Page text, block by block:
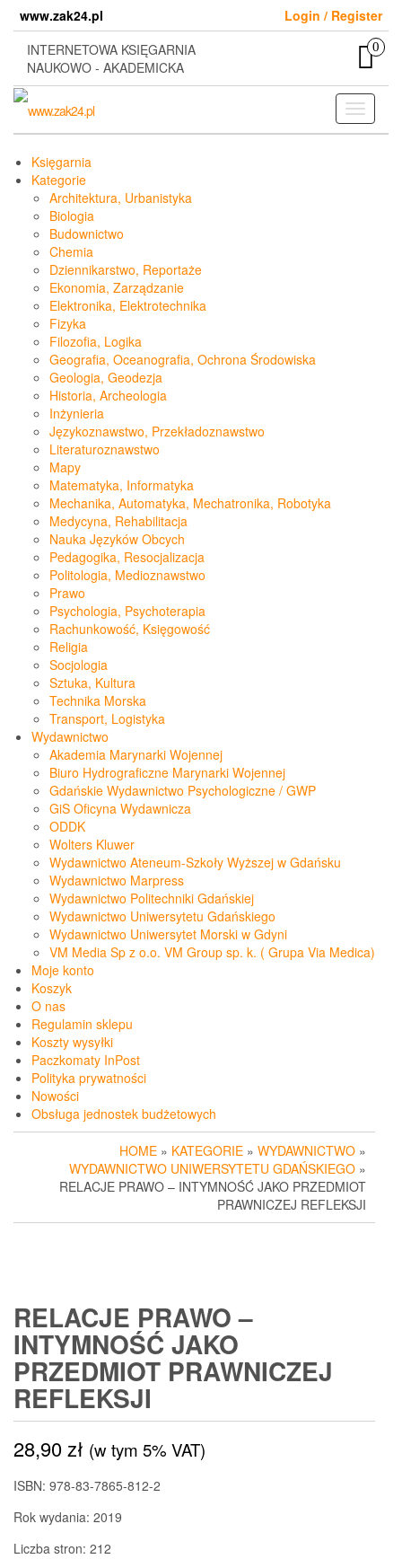
content
www.zak24.pl
Login / Register
INTERNETOWA KSIĘGARNIA
NAUKOWO - AKADEMICKA
0
Toggle
Księgarnia
Kategorie
Architektura, Urbanistyka
Biologia
Budownictwo
Chemia
Dziennikarstwo, Reportaże
Ekonomia, Zarządzanie
Elektronika, Elektrotechnika
Fizyka
Filozofia, Logika
Geografia, Oceanografia, Ochrona Środowiska
Geologia, Geodezja
Historia, Archeologia
Inżynieria
Językoznawstwo, Przekładoznawstwo
Literaturoznawstwo
Mapy
Matematyka, Informatyka
Mechanika, Automatyka, Mechatronika, Robotyka
Medycyna, Rehabilitacja
Nauka Języków Obcych
Pedagogika, Resocjalizacja
Politologia, Medioznawstwo
Prawo
Psychologia, Psychoterapia
Rachunkowość, Księgowość
Religia
Socjologia
Sztuka, Kultura
Technika Morska
Transport, Logistyka
Wydawnictwo
Akademia Marynarki Wojennej
Biuro Hydrograficzne Marynarki Wojennej
Gdańskie Wydawnictwo Psychologiczne / GWP
GiS Oficyna Wydawnicza
ODDK
Wolters Kluwer
Wydawnictwo Ateneum-Szkoły Wyższej w Gdańsku
Wydawnictwo Marpress
Wydawnictwo Politechniki Gdańskiej
Wydawnictwo Uniwersytetu Gdańskiego
Wydawnictwo Uniwersytet Morski w Gdyni
VM Media Sp z o.o. VM Group sp. k. ( Grupa Via Medica)
Moje konto
Koszyk
O nas
Regulamin sklepu
Koszty wysyłki
Paczkomaty InPost
Polityka prywatności
Nowości
Obsługa jednostek budżetowych
HOME » KATEGORIE » WYDAWNICTWO »
WYDAWNICTWO UNIWERSYTETU GDAŃSKIEGO »
RELACJE PRAWO – INTYMNOŚĆ JAKO PRZEDMIOT
PRAWNICZEJ REFLEKSJI
RELACJE PRAWO –
INTYMNOŚĆ JAKO
PRZEDMIOT PRAWNICZEJ
REFLEKSJI
28,90zł (w tym 5% VAT)
ISBN: 978-83-7865-812-2
Rok wydania: 2019
Liczba stron: 212